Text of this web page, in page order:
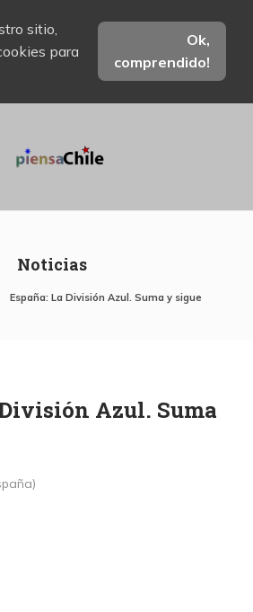
sitio,
para
Ok,
comprendido!
Noticias
España: La División Azul. Suma y sigue
Azul. Suma